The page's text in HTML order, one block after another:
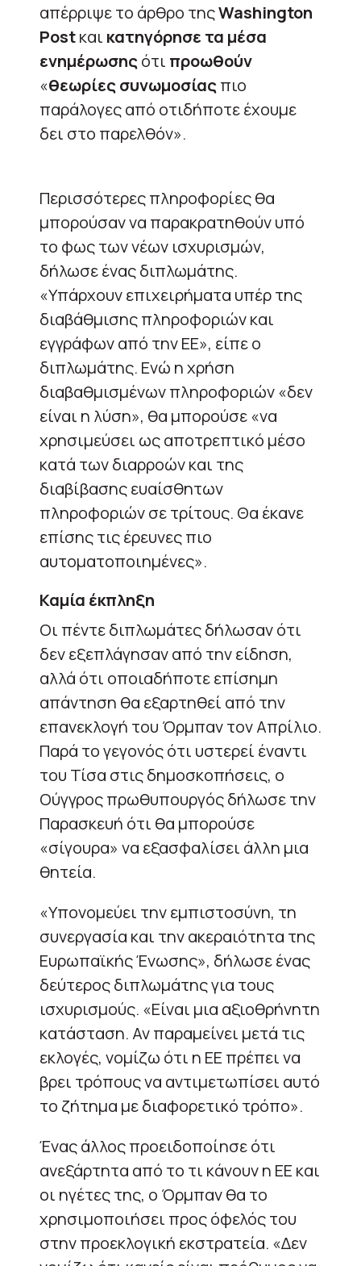
απέρριψε το άρθρο τηςWashington
Postκαι κατηγόρησε τα μέσα
ενημέρωσηςότι προωθούν
«θεωρίες συνωμοσίαςπιο
παράλογες από οτιδήποτε έχουμε
δει στο παρελθόν».
Περισσότερες πληροφορίες θα
μπορούσαν να παρακρατηθούν υπό
το φως των νέων ισχυρισμών,
δήλωσε ένας διπλωμάτης.
«Υπάρχουν επιχειρήματα υπέρ της
διαβάθμισης πληροφοριών και
εγγράφων από την ΕΕ», είπε ο
διπλωμάτης. Ενώ η χρήση
διαβαθμισμένων πληροφοριών «δεν
είναι η λύση», θα μπορούσε «να
χρησιμεύσει ως αποτρεπτικό μέσο
κατά των διαρροών και της
διαβίβασης ευαίσθητων
πληροφοριών σε τρίτους. Θα έκανε
επίσης τις έρευνες πιο
αυτοματοποιημένες».
Καμία έκπληξη
Οι πέντε διπλωμάτες δήλωσαν ότι
δεν εξεπλάγησαν από την είδηση,
αλλά ότι οποιαδήποτε επίσημη
απάντηση θα εξαρτηθεί από την
επανεκλογή του Όρμπαν τον Απρίλιο.
Παρά το γεγονός ότι υστερεί έναντι
του Τίσα στις δημοσκοπήσεις, ο
Ούγγρος πρωθυπουργός δήλωσε την
Παρασκευή ότι θα μπορούσε
«σίγουρα» να εξασφαλίσει άλλη μια
θητεία.
«Υπονομεύει την εμπιστοσύνη, τη
συνεργασία και την ακεραιότητα της
Ευρωπαϊκής Ένωσης», δήλωσε ένας
δεύτερος διπλωμάτης για τους
ισχυρισμούς. «Είναι μια αξιοθρήνητη
κατάσταση. Αν παραμείνει μετά τις
εκλογές, νομίζω ότι η ΕΕ πρέπει να
βρει τρόπους να αντιμετωπίσει αυτό
το ζήτημα με διαφορετικό τρόπο».
Ένας άλλος προειδοποίησε ότι
ανεξάρτητα από το τι κάνουν η ΕΕ και
οι ηγέτες της, ο Όρμπαν θα το
χρησιμοποιήσει προς όφελός του
στην προεκλογική εκστρατεία. «Δεν